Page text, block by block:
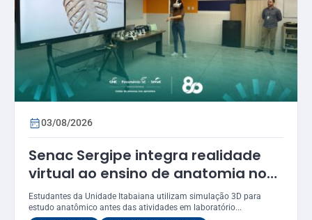
03/08/2026
Senac Sergipe integra realidade
virtual ao ensino de anatomia no
curso de Enfermagem
Estudantes da Unidade Itabaiana utilizam simulação 3D para
estudo anatômico antes das atividades em laboratório...